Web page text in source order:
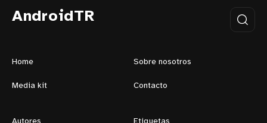
AndroidTR
Home Sobre nosotros
Media kit Contacto